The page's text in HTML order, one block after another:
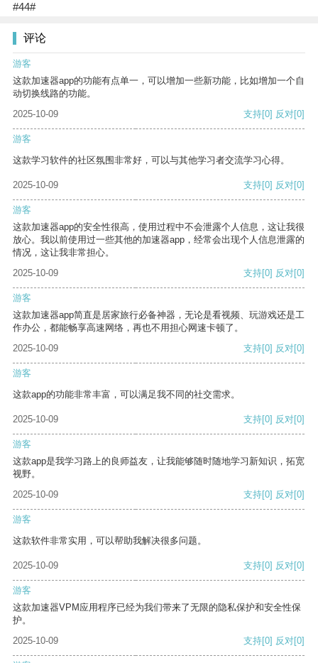
#44#
评论
游客
这款加速器app的功能有点单一，可以增加一些新功能，比如增加一个自
动切换线路的功能。
2025-10-09
支持[0] 反对[0]
游客
这款学习软件的社区氛围非常好，可以与其他学习者交流学习心得。
2025-10-09 支持[0] 反对[0]
游客
这款加速器app的安全性很高，使用过程中不会泄露个人信息，这让我很
放心。我以前使用过一些其他的加速器app，经常会出现个人信息泄露的
情况，这让我非常担心。
2025-10-09
支持[0] 反对[0]
游客
这款加速器app简直是居家旅行必备神器，无论是看视频、玩游戏还是工
作办公，都能畅享高速网络，再也不用担心网速卡顿了。
2025-10-09
支持[0] 反对[0]
游客
这款app的功能非常丰富，可以满足我不同的社交需求。
2025-10-09 支持[0] 反对[0]
游客
这款app是我学习路上的良师益友，让我能够随时随地学习新知识，拓宽
视野。
2025-10-09
支持[0] 反对[0]
游客
这款软件非常实用，可以帮助我解决很多问题。
2025-10-09 支持[0] 反对[0]
游客
这款加速器VPM应用程序已经为我们带来了无限的隐私保护和安全性保
护。
2025-10-09
支持[0] 反对[0]